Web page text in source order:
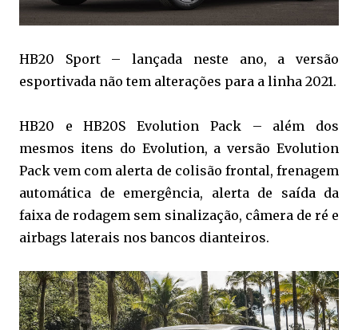
HB20 Sport – lançada neste ano, a versão
esportivada não tem alterações para a linha 2021.
HB20 e HB20S Evolution Pack – além dos
mesmos itens do Evolution, a versão Evolution
Pack vem com alerta de colisão frontal, frenagem
automática de emergência, alerta de saída da
faixa de rodagem sem sinalização, câmera de ré e
airbags laterais nos bancos dianteiros.